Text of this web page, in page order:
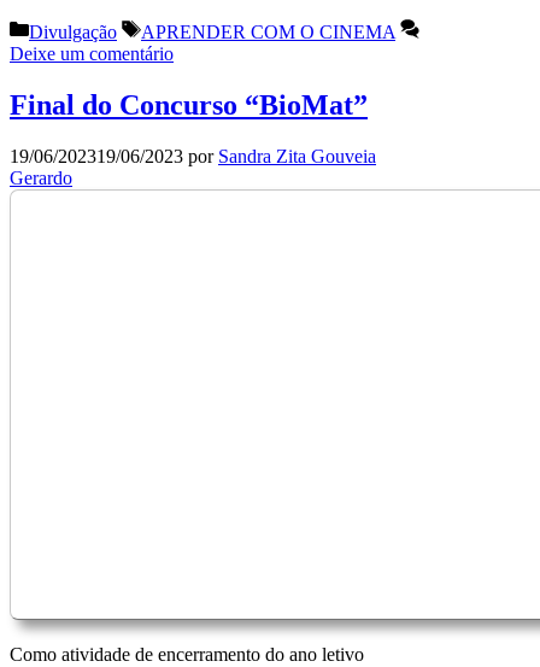
Categorias
Divulgação Etiquetas
APRENDER COM O CINEMA
Deixe um comentário
Final do Concurso “BioMat”
19/06/202319/06/2023 por Sandra Zita Gouveia
Gerardo
Como atividade de encerramento do ano letivo